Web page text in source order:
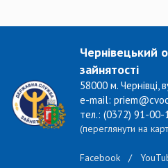
Чернівецький
зайнятості
58000 м. Чернівці,
e-mail:
тел.: (0372) 91-
(переглянути на
Facebook /